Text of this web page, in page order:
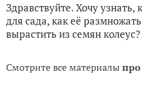
Здравствуйте. Хочу
для сада, как её
вырастить из семян колеус?
Смотрите все материалы